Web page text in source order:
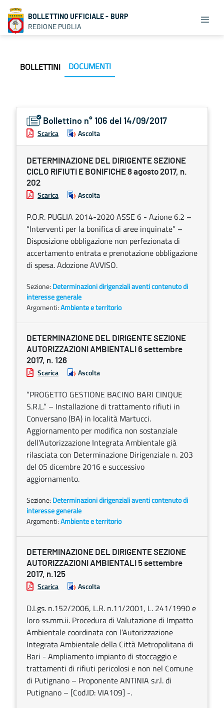
BOLLETTINO UFFICIALE - BURP
REGIONE PUGLIA
BOLLETTINI DOCUMENTI
Bollettino n° 106 del 14/09/2017
Scarica Ascolta
DETERMINAZIONE DEL DIRIGENTE SEZIONE
CICLO RIFIUTI E BONIFICHE 8 agosto 2017, n.
202
Scarica Ascolta
P.O.R. PUGLIA 2014-2020 ASSE 6 - Azione 6.2 –
“Interventi per la bonifica di aree inquinate” –
Disposizione obbligazione non perfezionata di
accertamento entrata e prenotazione obbligazione
di spesa. Adozione AVVISO.
Sezione: Determinazioni dirigenziali aventi contenuto di
interesse generale
Argomenti:Ambiente e territorio
DETERMINAZIONE DEL DIRIGENTE SEZIONE
AUTORIZZAZIONI AMBIENTALI 6 settembre
2017, n. 126
Scarica Ascolta
“PROGETTO GESTIONE BACINO BARI CINQUE
S.R.L.” – Installazione di trattamento rifiuti in
Conversano (BA) in località Martucci.
Aggiornamento per modifica non sostanziale
dell’Autorizzazione Integrata Ambientale già
rilasciata con Determinazione Dirigenziale n. 203
del 05 dicembre 2016 e successivo
aggiornamento.
Sezione: Determinazioni dirigenziali aventi contenuto di
interesse generale
Argomenti:Ambiente e territorio
DETERMINAZIONE DEL DIRIGENTE SEZIONE
AUTORIZZAZIONI AMBIENTALI 5 settembre
2017, n.125
Scarica Ascolta
D.Lgs. n.152/2006, L.R. n.11/2001, L. 241/1990 e
loro ss.mm.ii. Procedura di Valutazione di Impatto
Ambientale coordinata con l’Autorizzazione
Integrata Ambientale della Città Metropolitana di
Bari - Ampliamento impianto di stoccaggio e
trattamenti di rifiuti pericolosi e non nel Comune
di Putignano – Proponente ANTINIA s.r.l. di
Putignano – [Cod.ID: VIA109] -.